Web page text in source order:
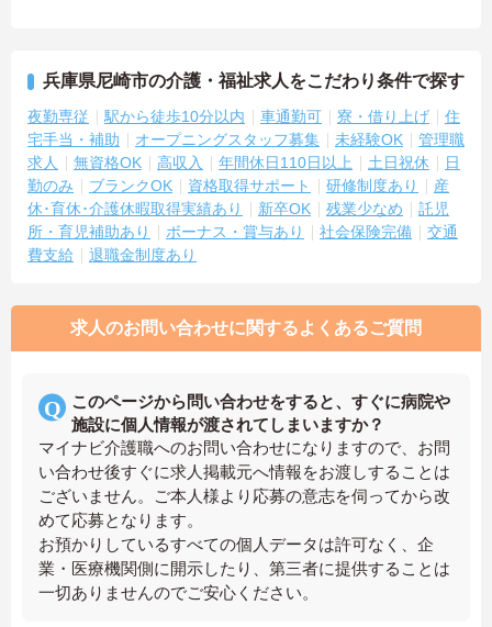
兵庫県尼崎市の介護・福祉求人をこだわり条件で探す
夜勤専従 駅から徒歩10分以内 車通勤可 寮・借り上げ
住
宅手当・補助
オープニングスタッフ募集 未経験OK
管理職
求人
無資格OK 高収入 年間休日110日以上 土日祝休
日
勤のみ
ブランクOK 資格取得サポート 研修制度あり
産
休･育休･介護休暇取得実績あり
新卒OK 残業少なめ
託児
所・育児補助あり
ボーナス・賞与あり 社会保険完備
交通
費支給
退職金制度あり
求人のお問い合わせに関するよくあるご質問
このページから問い合わせをすると、すぐに病院や
施設に個人情報が渡されてしまいますか？
マイナビ介護職へのお問い合わせになりますので、お問
い合わせ後すぐに求人掲載元へ情報をお渡しすることは
ございません。ご本人様より応募の意志を伺ってから改
めて応募となります。
お預かりしているすべての個人データは許可なく、企
業・医療機関側に開示したり、第三者に提供することは
一切ありませんのでご安心ください。